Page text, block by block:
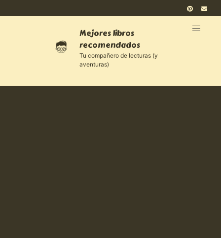
Mejores libros
recomendados
Tu compañero de lecturas (y
aventuras)